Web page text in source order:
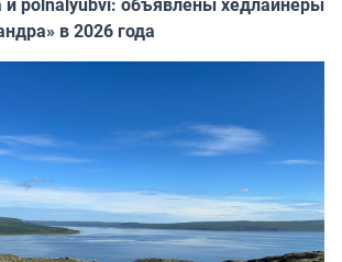
в 2026 года